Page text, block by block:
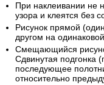
При наклеивании не
узора и клеятся без
Рисунок прямой
другом на
Смещающийся
Сдвинутая подгонка
последующее
относительно